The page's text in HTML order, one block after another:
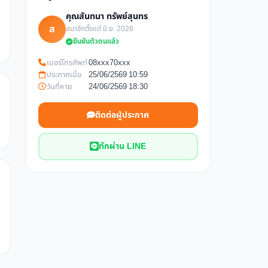
ส
คุณสันทนา ทรัพย์สุนทร
สมาชิกตั้งแต่ มิ.ย. 2026
ยืนยันตัวตนแล้ว
เบอร์โทรศัพท์08xxx70xxx
ประกาศเมื่อ
25/06/2569 10:59
วันที่หาย
24/06/2569 18:30
ติดต่อผู้ประกาศ
ทักผ่าน LINE